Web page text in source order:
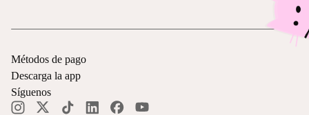
Métodos de pago
Descarga la app
Síguenos